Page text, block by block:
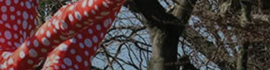
A década de 1970